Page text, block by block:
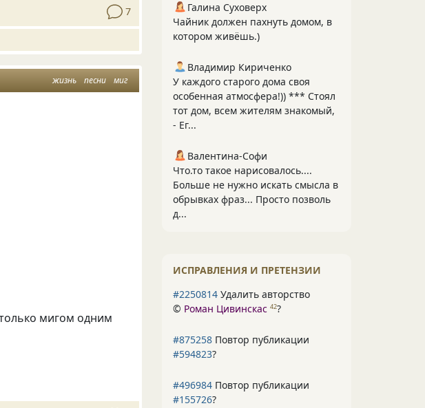
7
жизнь песни миг
мигом одним
Галина Суховерх
Чайник должен пахнуть домом, в
котором живёшь.)
Владимир Кириченко
У каждого старого дома своя
особенная атмосфера!)) *** Стоял
тот дом, всем жителям знакомый,
- Ег...
Валентина-Софи
Что.то такое нарисовалось....
Больше не нужно искать смысла в
обрывках фраз... Просто позволь
д...
ИСПРАВЛЕНИЯ И ПРЕТЕНЗИИ
#2250814 Удалить авторство
© Роман Цивинскас 42?
#875258 Повтор публикации
#594823?
#496984 Повтор публикации
#155726?